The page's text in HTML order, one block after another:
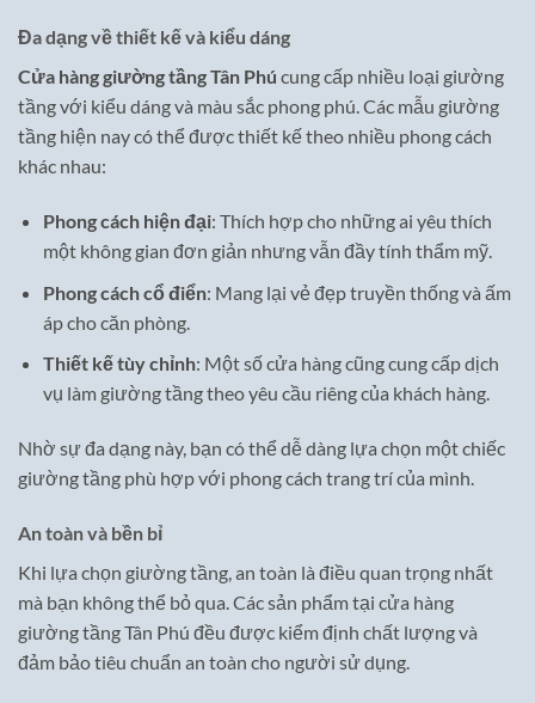
Đa dạng về thiết kế và kiểu dáng
Cửa hàng giường tầng Tân Phú cung cấp nhiều loại giường
tầng với kiểu dáng và màu sắc phong phú. Các mẫu giường
tầng hiện nay có thể được thiết kế theo nhiều phong cách
khác nhau:
Phong cách hiện đại: Thích hợp cho những ai yêu thích
một không gian đơn giản nhưng vẫn đầy tính thẩm mỹ.
Phong cách cổ điển: Mang lại vẻ đẹp truyền thống và ấm
áp cho căn phòng.
Thiết kế tùy chỉnh: Một số cửa hàng cũng cung cấp dịch
vụ làm giường tầng theo yêu cầu riêng của khách hàng.
Nhờ sự đa dạng này, bạn có thể dễ dàng lựa chọn một chiếc
giường tầng phù hợp với phong cách trang trí của mình.
An toàn và bền bỉ
Khi lựa chọn giường tầng, an toàn là điều quan trọng nhất
mà bạn không thể bỏ qua. Các sản phẩm tại cửa hàng
giường tầng Tân Phú đều được kiểm định chất lượng và
đảm bảo tiêu chuẩn an toàn cho người sử dụng.